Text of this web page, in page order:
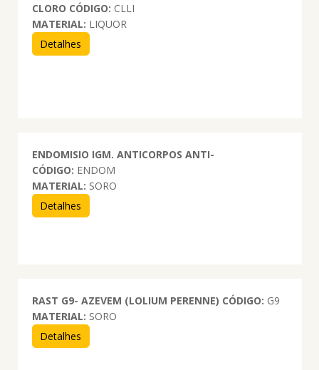
CLORO CÓDIGO: CLLI
MATERIAL: LIQUOR
Detalhes
ENDOMISIO IGM. ANTICORPOS ANTI-
CÓDIGO: ENDOM
MATERIAL: SORO
Detalhes
RAST G9- AZEVEM (LOLIUM PERENNE) CÓDIGO: G9
MATERIAL: SORO
Detalhes